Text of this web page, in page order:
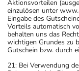
Arzneimittel jedes
dem Arzt oder
Arzneimittel, die
anwenden oder
zurückliegt.
- Auf Grapefruit
Aktionsvorteilen
einzulösen unter
Eingabe des
Vorteils automatisch
behalten uns das
wichtigen Grundes zu
Gutschein bzw. durch
21: Bei Verwendung